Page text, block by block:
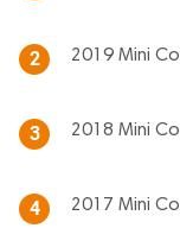
2 2019 Mini
3 2018 Mini
4 2017 Mini